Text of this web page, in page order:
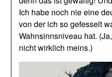
Ich habe noch nie eine
von der ich so gefesselt
Wahnsinnsniveau hat.
nicht wirklich meins.)